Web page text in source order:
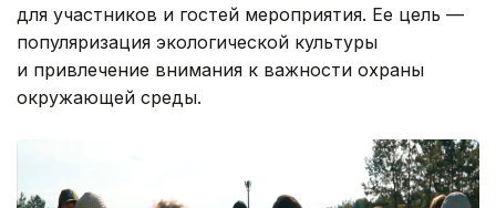
для участников и гостей мероприятия. Ее цель —
популяризация экологической культуры
и привлечение внимания к важности охраны
окружающей среды.